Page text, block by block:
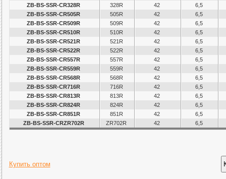
ZB-BS-SSR-CR328R
328R 42
6,5
ZB-BS-SSR-CR505R
505R 42
6,5
ZB-BS-SSR-CR509R
509R 42
6,5
ZB-BS-SSR-CR510R
510R 42
6,5
ZB-BS-SSR-CR521R
521R 42
6,5
ZB-BS-SSR-CR522R
522R 42
6,5
ZB-BS-SSR-CR557R
557R 42
6,5
ZB-BS-SSR-CR559R
559R 42
6,5
ZB-BS-SSR-CR568R
568R 42
6,5
ZB-BS-SSR-CR716R
716R 42
6,5
ZB-BS-SSR-CR813R
813R 42
6,5
ZB-BS-SSR-CR824R
824R 42
6,5
ZB-BS-SSR-CR851R
851R 42
6,5
ZB-BS-SSR-CRZR702R
ZR702R 42 6,5
Купить оптом